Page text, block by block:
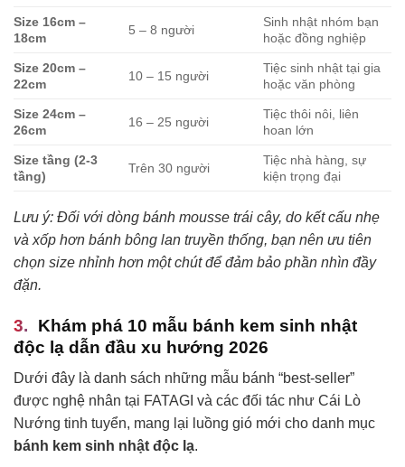
Size 16cm –
18cm
5 – 8 người
Sinh nhật nhóm bạn
hoặc đồng nghiệp
Size 20cm –
22cm
10 – 15 người
Tiệc sinh nhật tại gia
hoặc văn phòng
Size 24cm –
26cm
16 – 25 người
Tiệc thôi nôi, liên
hoan lớn
Size tầng (2-3
tầng)
Trên 30 người
Tiệc nhà hàng, sự
kiện trọng đại
Lưu ý: Đối với dòng bánh mousse trái cây, do kết cấu nhẹ
và xốp hơn bánh bông lan truyền thống, bạn nên ưu tiên
chọn size nhỉnh hơn một chút để đảm bảo phần nhìn đầy
đặn.
Khám phá 10 mẫu bánh kem sinh nhật
độc lạ dẫn đầu xu hướng 2026
Dưới đây là danh sách những mẫu bánh “best-seller”
được nghệ nhân tại FATAGI và các đối tác như Cái Lò
Nướng tinh tuyển, mang lại luồng gió mới cho danh mục
bánh kem sinh nhật độc lạ.